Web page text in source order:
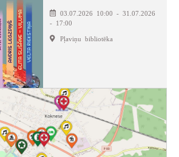
03.07.2026 10:00 - 31.07.2026
- 17:00
Pļaviņu bibliotēka